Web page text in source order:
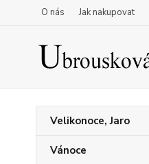
O nás Jak nakupovat
Velikonoce, Jaro
Vánoce